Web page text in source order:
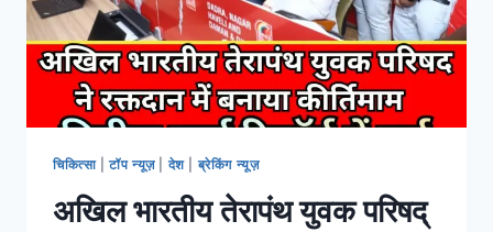
चिकित्सा|टॉप न्यूज़| देश| ब्रेकिंग न्यूज़
अखिल भारतीय तेरापंथ युवक परिषद्